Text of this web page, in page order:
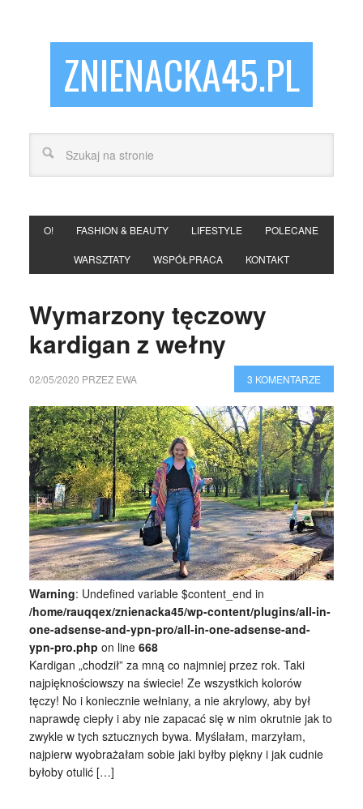
ZNIENACKA45.PL
O! FASHION & BEAUTY LIFESTYLE POLECANE
WARSZTATY WSPÓŁPRACA KONTAKT
Wymarzony tęczowy
kardigan z wełny
02/05/2020 PRZEZ EWA 3 KOMENTARZE
Warning: Undefined variable $content_end in
/home/rauqqex/znienacka45/wp-content/plugins/all-in-
one-adsense-and-ypn-pro/all-in-one-adsense-and-
ypn-pro.php on line 668
Kardigan „chodził” za mną co najmniej przez rok. Taki
najpięknościowszy na świecie! Ze wszystkich kolorów
tęczy! No i koniecznie wełniany, a nie akrylowy, aby był
naprawdę ciepły i aby nie zapacać się w nim okrutnie jak to
zwykle w tych sztucznych bywa. Myślałam, marzyłam,
najpierw wyobrażałam sobie jaki byłby piękny i jak cudnie
byłoby otulić […]